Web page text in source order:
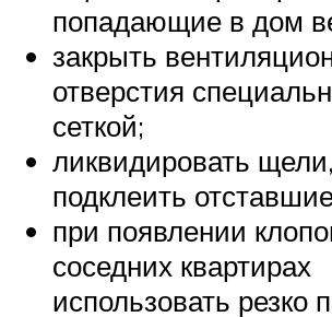
попадающие в дом
закрыть
отверстия
сеткой;
ликвидировать
подклеить
при появлении
соседних квартирах
использовать резко